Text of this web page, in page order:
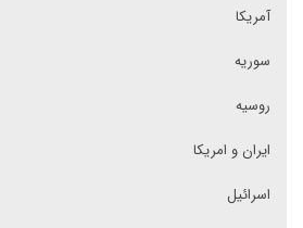
آمریکا
سوریه
روسیه
ایران و امریکا
اسرائیل